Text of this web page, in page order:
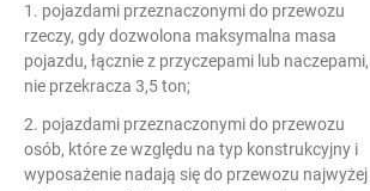
1. pojazdami przeznaczonymi do przewozu
rzeczy, gdy dozwolona maksymalna masa
pojazdu, łącznie z przyczepami lub naczepami,
nie przekracza 3,5 ton;
2. pojazdami przeznaczonymi do przewozu
osób, które ze względu na typ konstrukcyjny i
wyposażenie nadają się do przewozu najwyżej